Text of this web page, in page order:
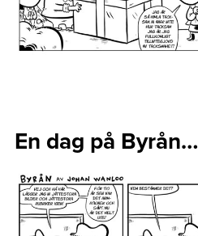
En dag på Byrån…